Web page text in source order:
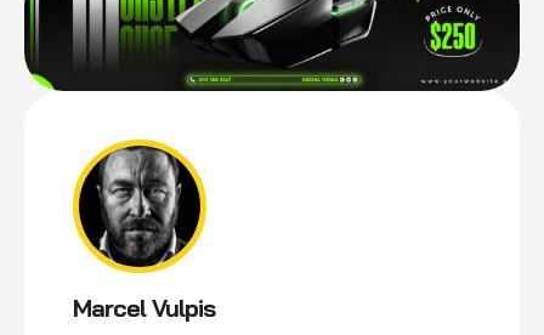
Marcel Vulpis